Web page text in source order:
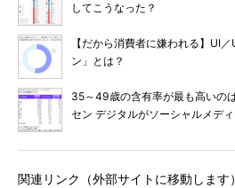
してこうなった？
【だから消費者に嫌われる】UI
ン」とは？
35～49歳の含有率が最も高い
セン デジタルがソーシャルメデ
関連リンク（外部サイトに移動します）